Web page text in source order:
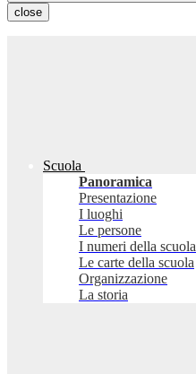
close
Scuola
Panoramica
Presentazione
I luoghi
Le persone
I numeri della scuola
Le carte della scuola
Organizzazione
La storia